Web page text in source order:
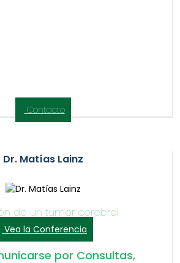
Contacto
Dr. Matías Lainz
de un tumor cerebral
Vea la Conferencia
por Consultas,